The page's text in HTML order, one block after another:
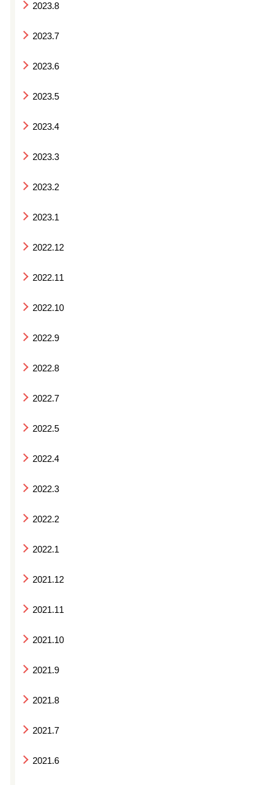
2023.8
2023.7
2023.6
2023.5
2023.4
2023.3
2023.2
2023.1
2022.12
2022.11
2022.10
2022.9
2022.8
2022.7
2022.5
2022.4
2022.3
2022.2
2022.1
2021.12
2021.11
2021.10
2021.9
2021.8
2021.7
2021.6